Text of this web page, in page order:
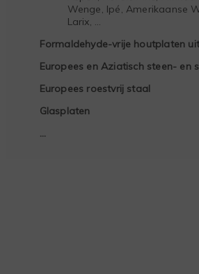
Wenge, Ipé, Amerikaanse
Larix, …
Formaldehyde-vrije houtplaten
Europees en Aziatisch steen- en
Europees roestvrij staal
Glasplaten
…